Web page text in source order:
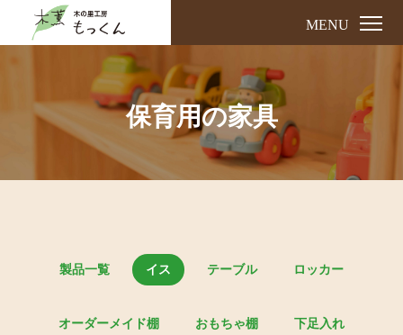
MENU
保育用の家具
製品一覧 イス テーブル ロッカー
オーダーメイド棚 おもちゃ棚 下足入れ